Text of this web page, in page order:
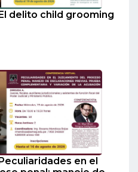
delito child grooming
en el